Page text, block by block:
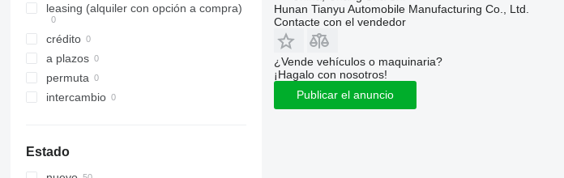
leasing (alquiler con opción a compra)
crédito
a plazos
permuta
intercambio
Estado
Hunan Tianyu Automobile Manufacturing Co., Ltd.
Contacte con el vendedor
¿Vende vehículos o maquinaria?
¡Hagalo con nosotros!
Publicar el anuncio